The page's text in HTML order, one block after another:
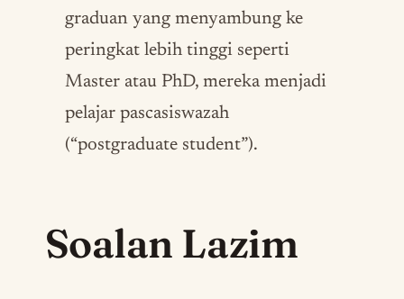
graduan yang menyambung ke
peringkat lebih tinggi seperti
Master atau PhD, mereka menjadi
pelajar pascasiswazah
(“postgraduate student”).
Soalan Lazim